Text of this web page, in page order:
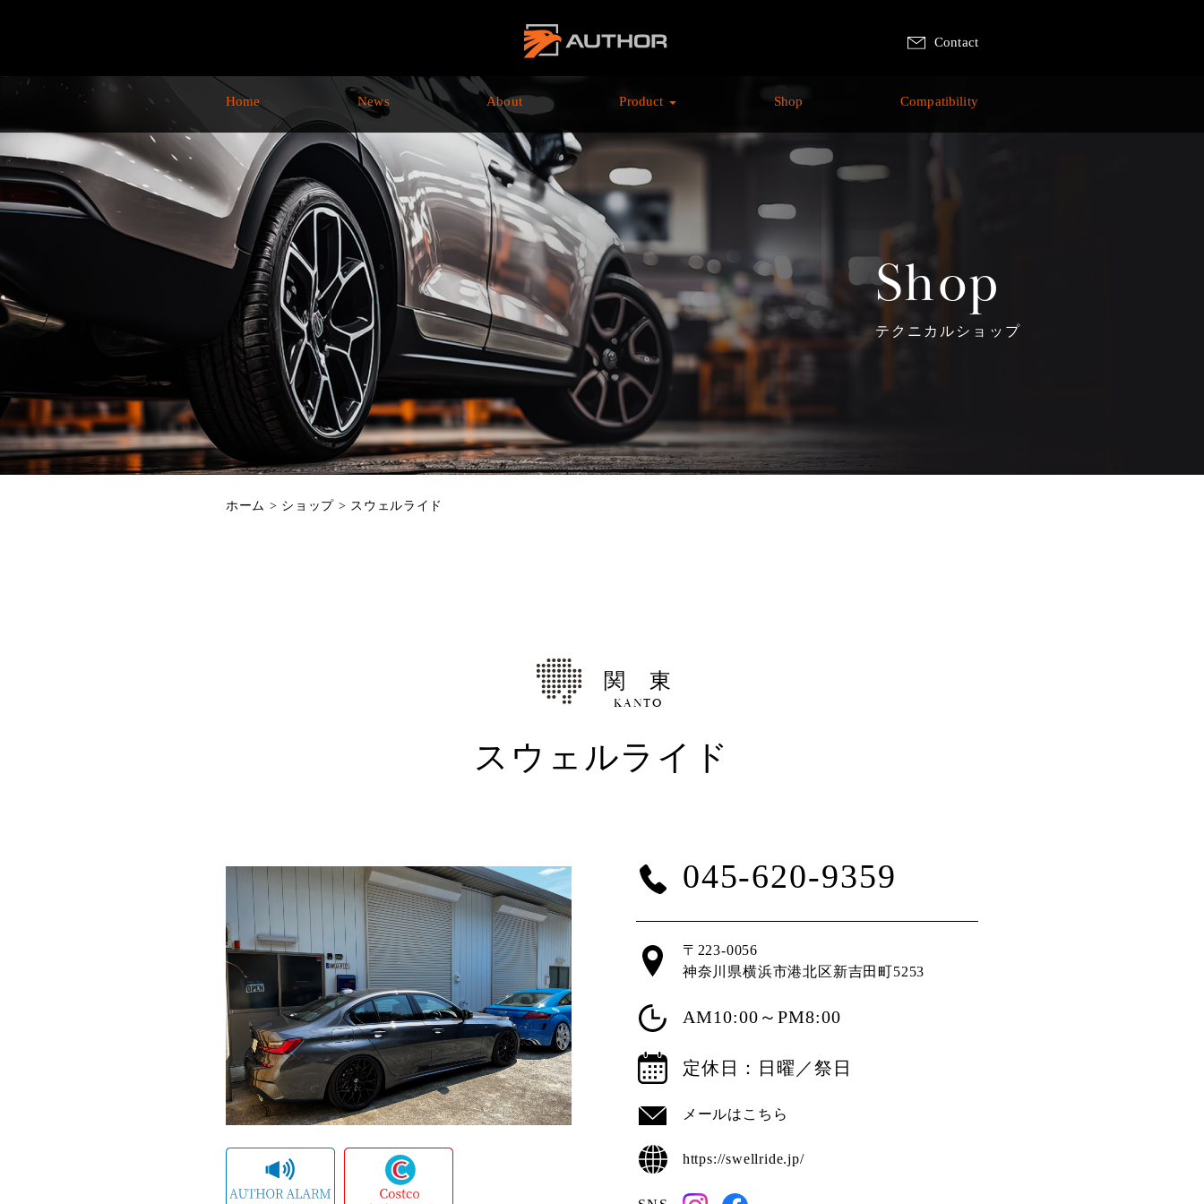
Contact
Home News About Product Shop Compatibility
Shop
テクニカルショップ
ホーム > ショップ > スウェルライド
関 東
KANTO
スウェルライド
045-620-9359
〒223-0056
神奈川県横浜市港北区新吉田町5253
AM10:00～PM8:00
定休日：日曜／祭日
メールはこちら
https://swellride.jp/